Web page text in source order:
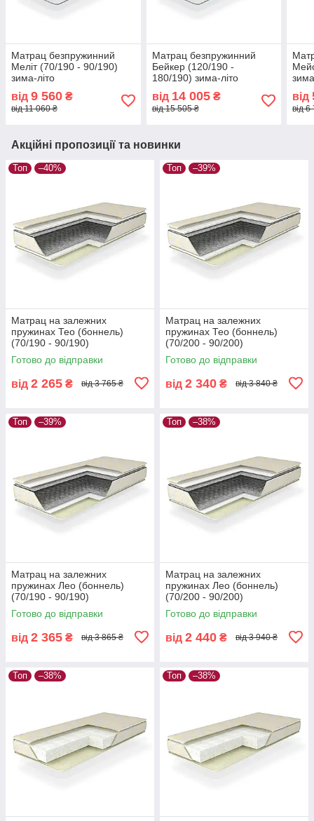
Матрац безпружинний
Меліт (70/190 - 90/190)
зима-літо
від 9 560 ₴
від 11 060 ₴
Матрац безпружинний
Бейкер (120/190 -
180/190) зима-літо
від 14 005₴
від 15 505 ₴
від
від
Акційні пропозиції та новинки
Топ –40%
Матрац на залежних
пружинах Тео (боннель)
(70/190 - 90/190)
Готово до відправки
від 2 265 ₴ від 3 765 ₴
Топ –39%
Матрац на залежних
пружинах Тео (боннель)
(70/200 - 90/200)
Готово до відправки
від 2 340 ₴ від 3 840 ₴
Топ –39%
Матрац на залежних
пружинах Лео (боннель)
(70/190 - 90/190)
Готово до відправки
від 2 365 ₴ від 3 865 ₴
Топ –38%
Матрац на залежних
пружинах Лео (боннель)
(70/200 - 90/200)
Готово до відправки
від 2 440 ₴ від 3 940 ₴
Топ –38% Топ –38%